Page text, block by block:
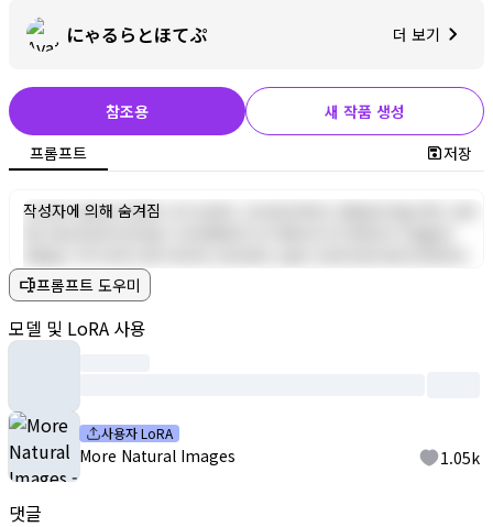
にゃるらとほてぷ 더 보기
댓글
참조용
새 작품 생성
프롬프트
저장
Lorem ipsum dolor sit amet, consectetur adipiscing elit, sed
ullamco laboris nisi ut aliquip ex ea commodo consequat.
Duis aute irure dolor in reprehenderit in voluptate velit esse
cillum dolore eu fugiat nulla pariatur. Excepteur sint occaecat
cupidatat non proident, sunt in culpa qui officia deserunt
작성자에 의해 숨겨짐
프롬프트 도우미
모델 및 LoRA 사용
사용자 LoRA
More Natural Images 1.05k